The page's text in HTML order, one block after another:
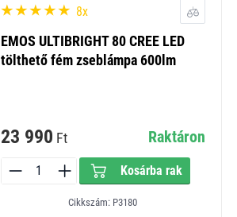
8x
EMOS ULTIBRIGHT 80 CREE LED
tölthető fém zseblámpa 600lm
23 990 Ft Raktáron
Kosárba rak
Cikkszám: P3180